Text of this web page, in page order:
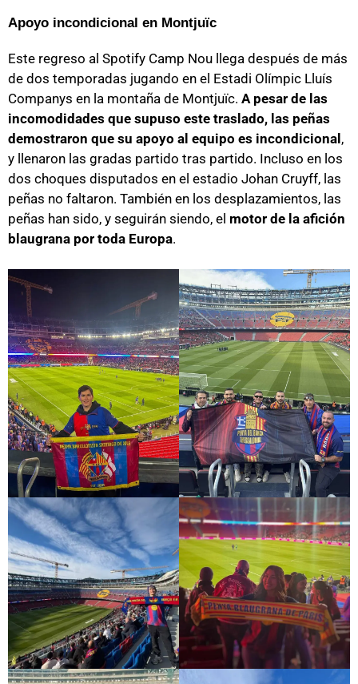
Apoyo incondicional en Montjuïc
Este regreso al Spotify Camp Nou llega después de más
de dos temporadas jugando en el Estadi Olímpic Lluís
Companys en la montaña de Montjuïc. A pesar de las
incomodidades que supuso este traslado, las peñas
demostraron que su apoyo al equipo es incondicional,
y llenaron las gradas partido tras partido. Incluso en los
dos choques disputados en el estadio Johan Cruyff, las
peñas no faltaron. También en los desplazamientos, las
peñas han sido, y seguirán siendo, el motor de la afición
blaugrana por toda Europa.